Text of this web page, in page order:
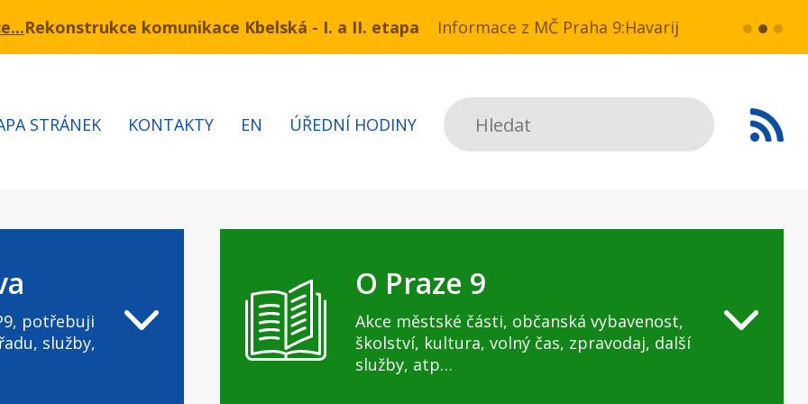
3.7 – 7.8.2026 bude probíhat obnova kabelů VN a NN v ul. Drahobejlova,
komunikace Kbelská - I. a II. etapa Informace z MČ Praha 9:Havarijní stav ulice Kbelská
více...
Hledat
STRÁNEK KONTAKTY EN ÚŘEDNÍ HODINY
potřebuji
služby,
O Praze 9
Akce městské části, občanská vybavenost,
školství, kultura, volný čas, zpravodaj, další
služby, atp…